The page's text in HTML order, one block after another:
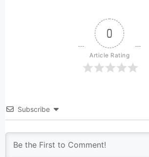
0
Article Rating
Subscribe